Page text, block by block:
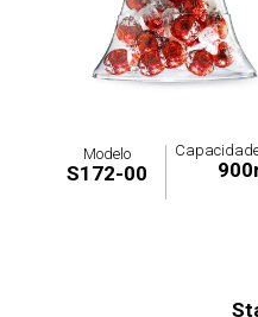
Modelo
S172-00